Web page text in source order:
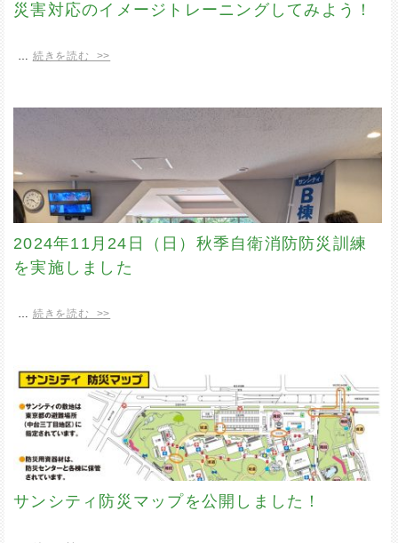
災害対応のイメージトレーニングしてみよう！
… 続きを読む >>
2024年11月24日（日）秋季自衛消防防災訓練
を実施しました
… 続きを読む >>
サンシティ防災マップを公開しました！